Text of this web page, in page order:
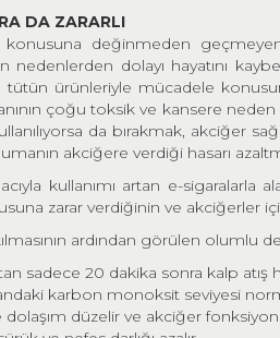
DA ZARARLI
konusuna değinmeden
nedenlerden dolayı hayatını
ürünleriyle mücadele
çoğu toksik ve kansere
da bırakmak, akciğer
akciğere verdiği hasarı
kullanımı artan e-sigaralarla
zarar verdiğinin ve akciğerler
ardından görülen olumlu
sadece 20 dakika sonra kalp atış
karbon monoksit seviyesi
dolaşım düzelir ve akciğer